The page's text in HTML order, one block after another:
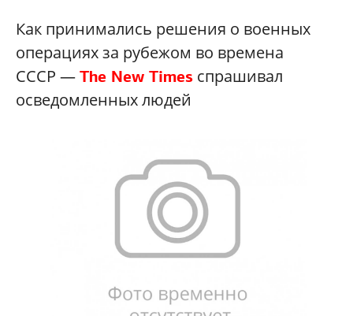
Как принимались решения о военных
операциях за рубежом во времена
СССР —The New Times cпрашивал
осведомленных людей